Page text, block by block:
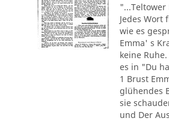
"...Teltower
Jedes Wort
wie es
Emma' s
keine
es in "Du
1 Brust
glühendes
sie
und Der